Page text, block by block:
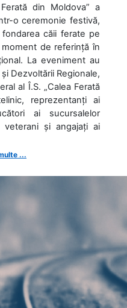
din Moldova” a
o ceremonie festivă,
căii ferate pe
de referință în
La eveniment au
Dezvoltării Regionale,
al Î.S. „Calea Ferată
reprezentanți ai
ai sucursalelor
veterani și angajați ai
...